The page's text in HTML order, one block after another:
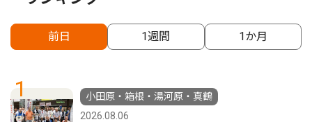
前日 1週間 1か月
1
小田原・箱根・湯河原・真鶴
2026.08.06